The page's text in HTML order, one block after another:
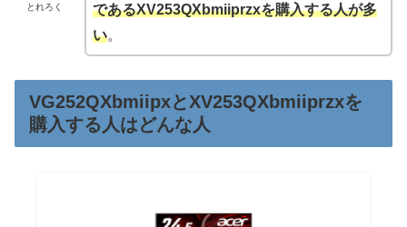
とれろく
であるXV253QXbmiiprzxを購入する人が多
い。
VG252QXbmiipxとXV253QXbmiiprzxを
購入する人はどんな人